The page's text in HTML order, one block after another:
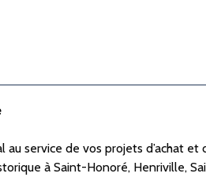
service de vos projets d’achat
à Saint-Honoré, Henriville,